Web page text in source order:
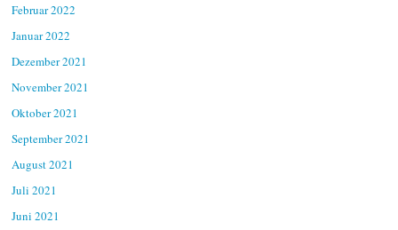
Februar 2022
Januar 2022
Dezember 2021
November 2021
Oktober 2021
September 2021
August 2021
Juli 2021
Juni 2021